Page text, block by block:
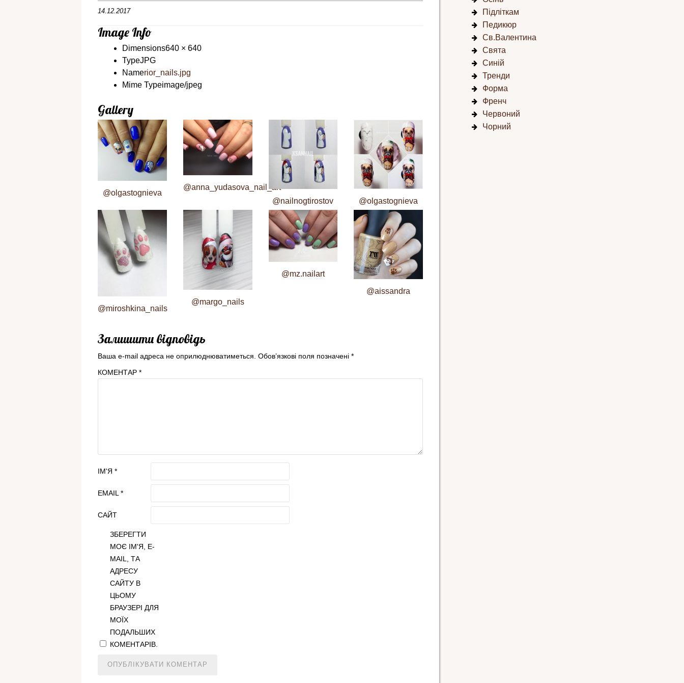
14.12.2017
Image Info
Dimensions640 × 640
TypeJPG
Namerior_nails.jpg
Mime Typeimage/jpeg
Gallery
@olgastognieva
@anna_yudasova_nail_art
@nailnogtirostov
@olgastognieva
@miroshkina_nails
@margo_nails
@mz.nailart
@aissandra
Залишити відповідь
Ваша e-mail адреса не оприлюднюватиметься. Обов’язкові поля позначені *
КОМЕНТАР *
ІМ'Я *
EMAIL *
САЙТ
ЗБЕРЕГТИ
МОЄ ІМ'Я, E-
MAIL, ТА
АДРЕСУ
САЙТУ В
ЦЬОМУ
БРАУЗЕРІ ДЛЯ
МОЇХ
ПОДАЛЬШИХ
КОМЕНТАРІВ.
Підліткам
Педикюр
Св.Валентина
Свята
Синій
Тренди
Форма
Френч
Червоний
Чорний